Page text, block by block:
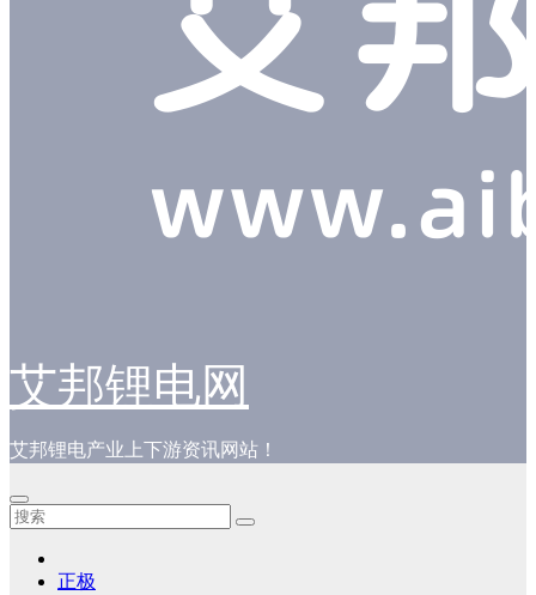
艾邦锂电网
艾邦锂电产业上下游资讯网站！
正极